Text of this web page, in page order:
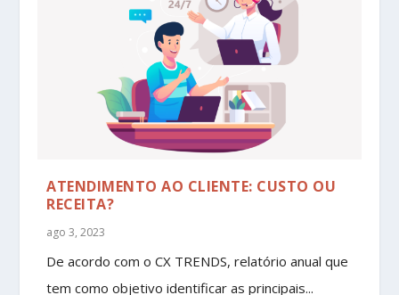
ATENDIMENTO AO CLIENTE: CUSTO OU
RECEITA?
ago 3, 2023
De acordo com o CX TRENDS, relatório anual que
tem como objetivo identificar as principais...